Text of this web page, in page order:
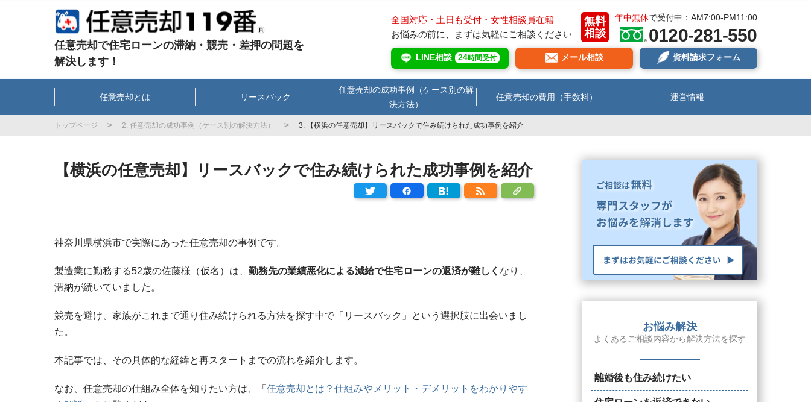
任意売却で住宅ローンの滞納・競売・差押の問題を
解決します！
全国対応・土日も受付・女性相談員在籍
お悩みの前に、まずは気軽にご相談ください
無料
相談
年中無休で受付中：AM7:00-PM11:00
0120-281-550
LINE相談 24時間受付 メール相談 資料請求フォーム
任意売却とは リースバック
任意売却の成功事例（ケース別の解
決方法）
任意売却の費用（手数料） 運営情報
トップページ 2. 任意売却の成功事例（ケース別の解決方法） 3. 【横浜の任意売却】リースバックで住み続けられた成功事例を紹介
【横浜の任意売却】リースバックで住み続けられた成功事例を紹介
神奈川県横浜市で実際にあった任意売却の事例です。
製造業に勤務する52歳の佐藤様（仮名）は、 勤務先の業績悪化による減給で住宅ローンの返済が難しく なり、
滞納が続いていました。
競売を避け、家族がこれまで通り住み続けられる方法を探す中で「リースバック」という選択肢に出会いまし
た。
本記事では、その具体的な経緯と再スタートまでの流れを紹介します。
なお、任意売却の仕組み全体を知りたい方は、「 任意売却とは？仕組みやメリット・デメリットをわかりやす
お悩み解決
よくあるご相談内容から解決方法を探す
離婚後も住み続けたい